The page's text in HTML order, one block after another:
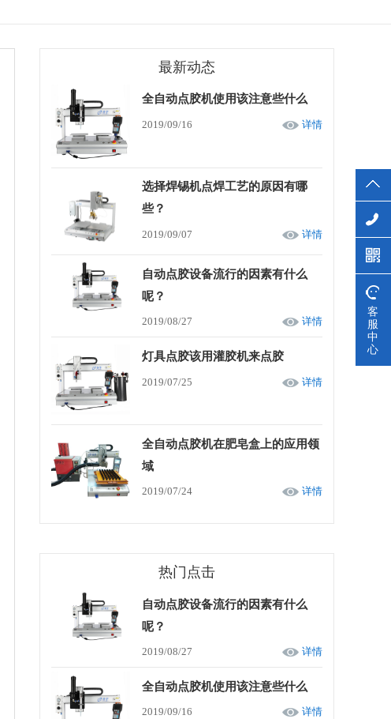
最新动态
全自动点胶机使用该注意些什么
2019/09/16 详情
选择焊锡机点焊工艺的原因有哪
些？
2019/09/07 详情
自动点胶设备流行的因素有什么
呢？
2019/08/27 详情
灯具点胶该用灌胶机来点胶
2019/07/25 详情
全自动点胶机在肥皂盒上的应用领
域
2019/07/24 详情
热门点击
自动点胶设备流行的因素有什么
呢？
2019/08/27 详情
全自动点胶机使用该注意些什么
2019/09/16 详情
客
服
中
心